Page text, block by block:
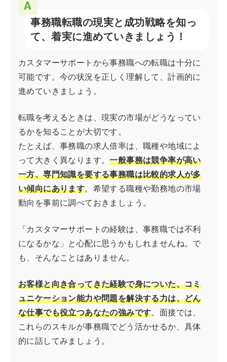
事務職転職の現実と成功戦略を知っ
て、着実に進めていきましょう！
カスタマーサポートから事務職への転職は十分に
可能です。今の状況を正しく理解して、計画的に
進めていきましょう。
転職を考えるときは、現実の市場がどうなってい
るかを知ることが大切です。
たとえば、事務職の求人倍率は、職種や地域によ
って大きく異なります。一般事務は競争率が高い
一方、専門知識を要する事務職は比較的求人が多
い傾向にあります。希望する職種や勤務地の市場
動向を事前に調べておきましょう。
「カスタマーサポートの経験は、事務職では不利
になるかな」と心配に思うかもしれませんね。で
も、そんなことはありません。
お客様と向き合ってきた経験で身についた、コミ
ュニケーション能力や問題を解決する力は、どん
な仕事でも役立つあなたの強みです。面接では、
これらのスキルが事務職でどう活かせるか、具体
的に話してみましょう。